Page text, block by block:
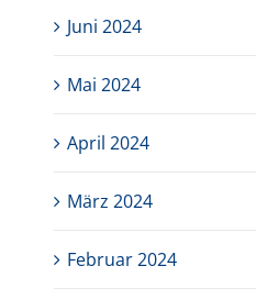
Juni 2024
Mai 2024
April 2024
März 2024
Februar 2024